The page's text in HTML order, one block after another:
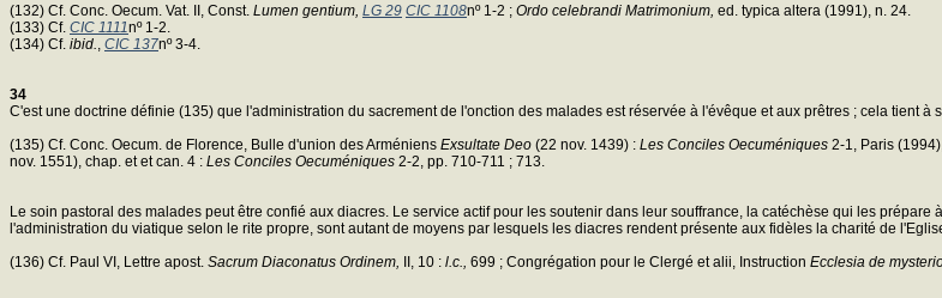
(132) Cf. Conc. Oecum. Vat. II, Const. Lumen gentium, LG 29 CIC 1108nº 1-2 ; Ordo celebrandi Matrimonium, ed. typica altera (1991), n. 24.
(133) Cf. CIC 1111nº 1-2.
(134) Cf. ibid., CIC 137nº 3-4.
34
C'est une doctrine définie (135) que l'administration du sacrement de l'onction des malades est réservée à l'évêque et aux prêtres ; cela tient
(135) Cf. Conc. Oecum. de Florence, Bulle d'union des Arméniens Exsultate Deo (22 nov. 1439) : Les Conciles Oecuméniques 2-1, Paris
nov. 1551), chap. et et can. 4 : Les Conciles Oecuméniques 2-2, pp. 710-711 ; 713.
Le soin pastoral des malades peut être confié aux diacres. Le service actif pour les soutenir dans leur souffrance, la catéchèse qui les
l'administration du viatique selon le rite propre, sont autant de moyens par lesquels les diacres rendent présente aux fidèles la charité de
(136) Cf. Paul VI, Lettre apost. Sacrum Diaconatus Ordinem, II, 10 : l.c., 699 ; Congrégation pour le Clergé et alii, Instruction Ecclesia de